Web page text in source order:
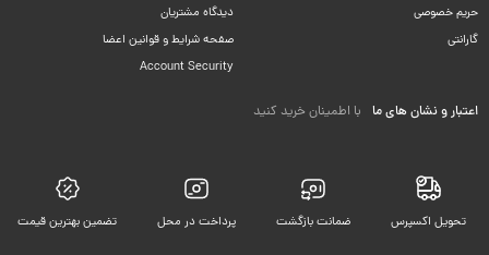
حریم خصوصی
گارانتی
دیدگاه مشتریان
صفحه شرایط و قوانین اعضا
Account Security
اعتبار و نشان های ما با اطمینان خرید کنید
تحویل اکسپرس ضمانت بازگشت پرداخت در محل تضمین بهترین قیمت